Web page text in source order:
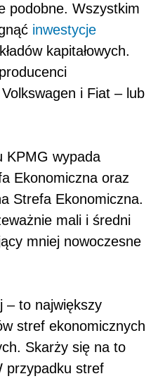
podobne. Wszystkim
inwestycje
kapitałowych.
i Fiat – lub
KPMG wypada
Ekonomiczna oraz
Strefa Ekonomiczna.
mali i średni
mniej nowoczesne
– to największy
stref ekonomicznych
Skarży się na to
przypadku stref